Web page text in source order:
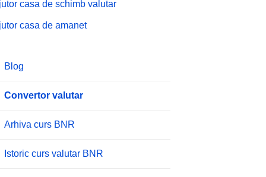
casa de schimb valutar
casa de amanet
Blog
Convertor valutar
Arhiva curs BNR
Istoric curs valutar BNR